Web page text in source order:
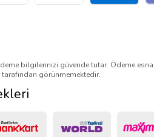
bilgilerinizi güvende tutar. Ödeme
görünmemektedir.